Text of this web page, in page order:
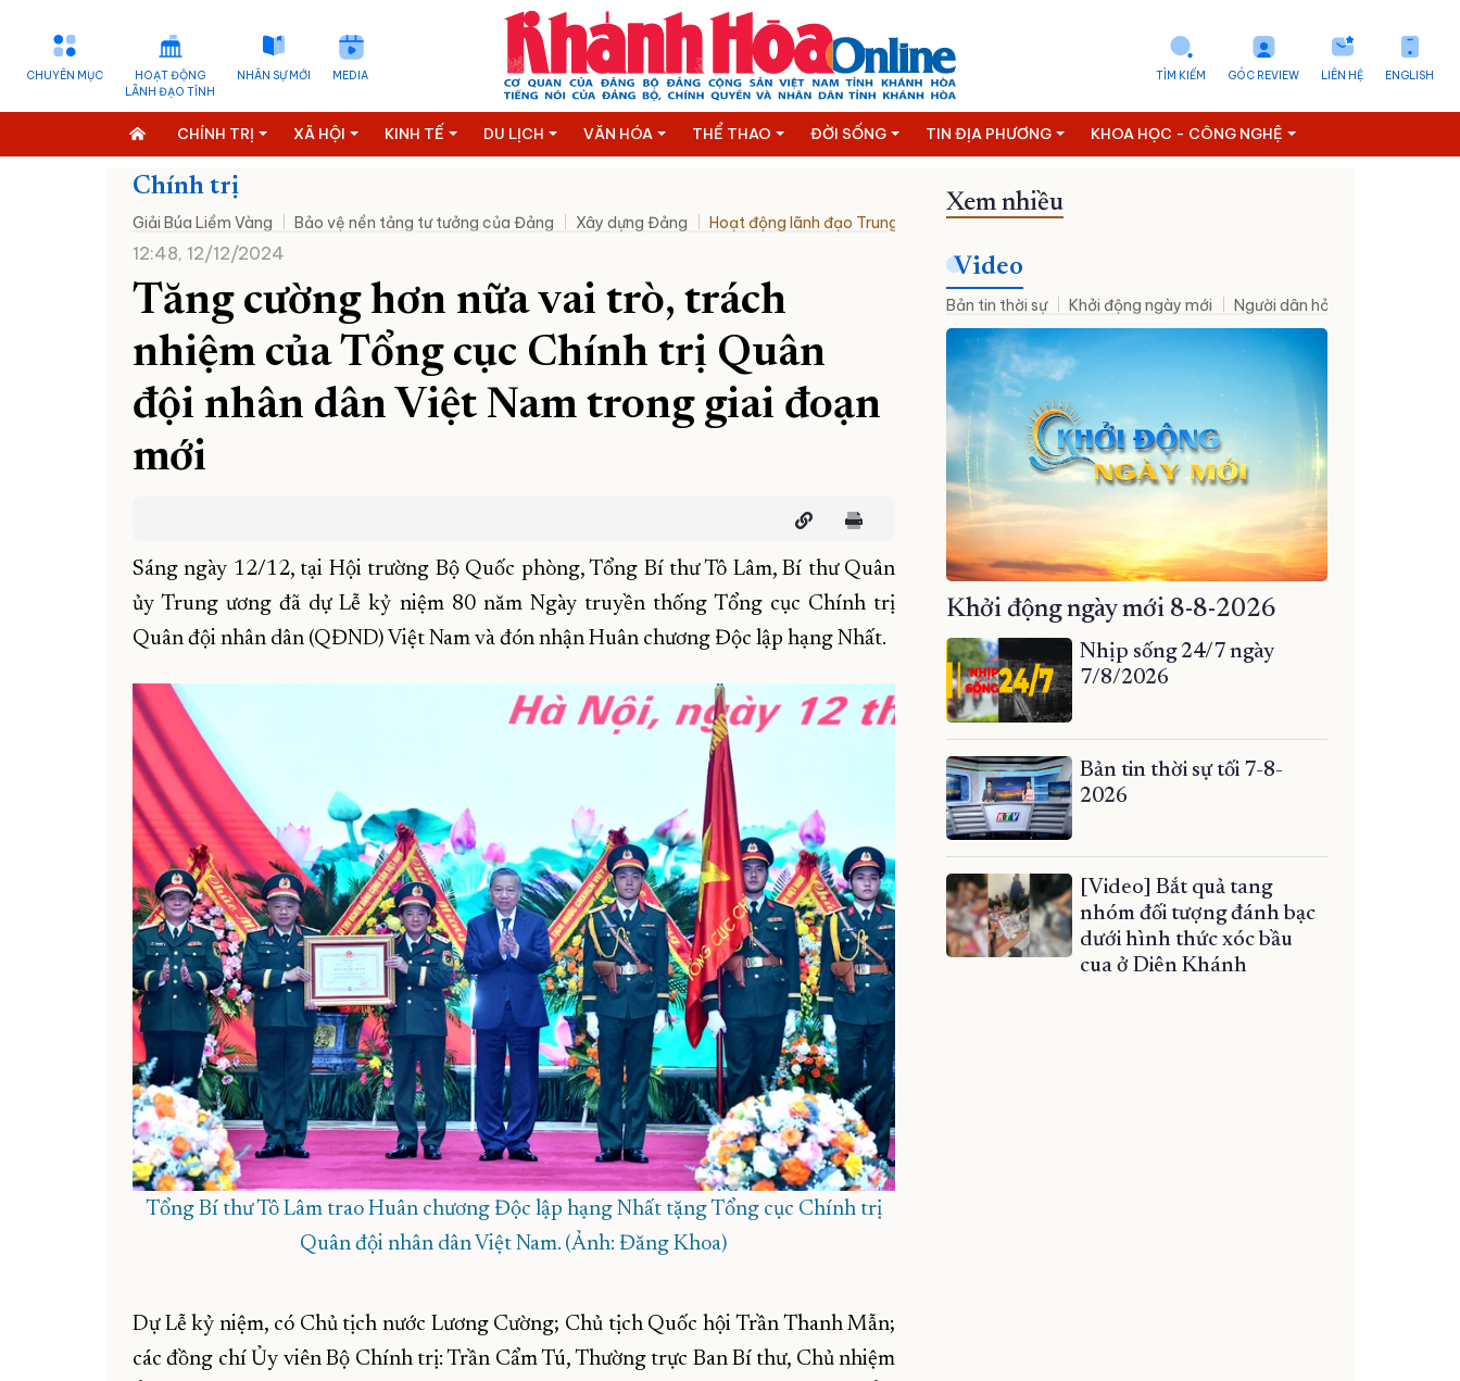
CHUYÊN MỤC
HOẠT ĐỘNG
LÃNH ĐẠO TỈNH
NHÂN SỰ MỚI MEDIA ENGLISH
LIÊN HỆ
GÓC REVIEW
TÌM KIẾM
CHÍNH TRỊ XÃ HỘI KINH TẾ DU LỊCH VĂN HÓA THỂ THAO ĐỜI SỐNG TIN ĐỊA PHƯƠNG KHOA HỌC - CÔNG NGHỆ
Chính trị
Giải Búa Liềm Vàng Bảo vệ nền tảng tư tưởng của Đảng Xây dựng Đảng Hoạt động lãnh đạo Trung ương Nhân sự mới
12:48, 12/12/2024
Tăng cường hơn nữa vai trò, trách
nhiệm của Tổng cục Chính trị Quân
đội nhân dân Việt Nam trong giai đoạn
mới
Sáng ngày 12/12, tại Hội trường Bộ Quốc phòng, Tổng Bí thư Tô Lâm, Bí thư Quân
ủy Trung ương đã dự Lễ kỷ niệm 80 năm Ngày truyền thống Tổng cục Chính trị
Quân đội nhân dân (QĐND) Việt Nam và đón nhận Huân chương Độc lập hạng Nhất.
Tổng Bí thư Tô Lâm trao Huân chương Độc lập hạng Nhất tặng Tổng cục Chính trị
Quân đội nhân dân Việt Nam. (Ảnh: Đăng Khoa)
Dự Lễ kỷ niệm, có Chủ tịch nước Lương Cường; Chủ tịch Quốc hội Trần Thanh Mẫn;
các đồng chí Ủy viên Bộ Chính trị: Trần Cẩm Tú, Thường trực Ban Bí thư, Chủ nhiệm
Xem nhiều
Video
Bản tin thời sự Khởi động ngày mới Người dân hỏi – Cơ quan nhà
Khởi động ngày mới 8-8-2026
Nhịp sống 24/7 ngày
7/8/2026
Bản tin thời sự tối 7-8-
2026
[Video] Bắt quả tang
nhóm đối tượng đánh bạc
dưới hình thức xóc bầu
cua ở Diên Khánh